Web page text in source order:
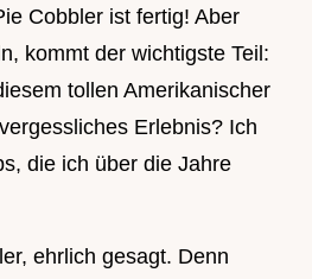
Cobbler ist fertig! Aber
kommt der wichtigste Teil:
tollen Amerikanischer
Erlebnis? Ich
die ich über die Jahre
ehrlich gesagt. Denn